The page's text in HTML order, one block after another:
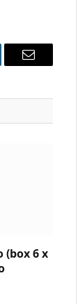
Email
(box 6 x